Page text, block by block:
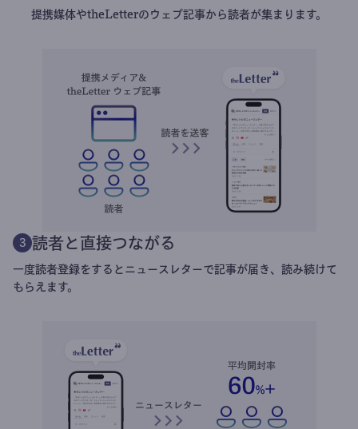
提携媒体やtheLetterのウェブ記事から読者が集まります。
3 読者と直接つながる
一度読者登録をするとニュースレターで記事が届き、読み続けて
もらえます。